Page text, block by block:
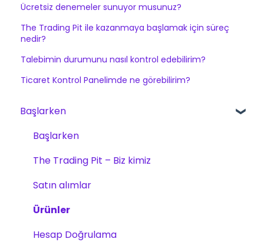
Ücretsiz denemeler sunuyor musunuz?
The Trading Pit ile kazanmaya başlamak için süreç
nedir?
Talebimin durumunu nasıl kontrol edebilirim?
Ticaret Kontrol Panelimde ne görebilirim?
Başlarken
Başlarken
The Trading Pit – Biz kimiz
Satın alımlar
Ürünler
Hesap Doğrulama